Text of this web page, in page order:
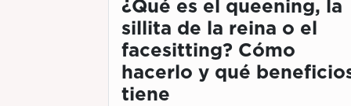
¿Qué es el queening, la
sillita de la reina o el
facesitting? Cómo
hacerlo y qué
tiene